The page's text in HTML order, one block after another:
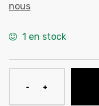
nous
1 en stock